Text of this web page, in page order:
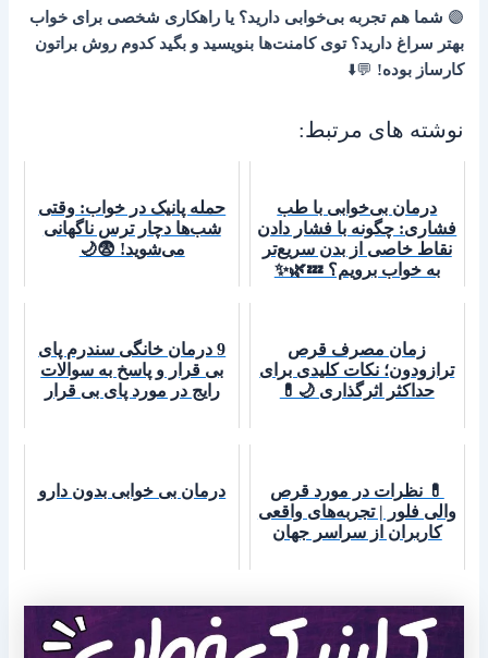
🟣 شما هم تجربه بی‌خوابی دارید؟ یا راهکاری شخصی برای خواب
بهتر سراغ دارید؟ توی کامنت‌ها بنویسید و بگید کدوم روش براتون
کارساز بوده! 💬⬇️
نوشته های مرتبط:
درمان بی‌خوابی با طب
فشاری: چگونه با فشار دادن
نقاط خاصی از بدن سریع‌تر
به خواب برویم؟ 💤🌿✨
حمله پانیک در خواب: وقتی
شب‌ها دچار ترس ناگهانی
می‌شوید! 😨🌙
زمان مصرف قرص
ترازودون؛ نکات کلیدی برای
حداکثر اثرگذاری 🌙💊
9 درمان خانگی سندرم پای
بی قرار و پاسخ به سوالات
رایج در مورد پای بی قرار
💊 نظرات در مورد قرص
والی فلور | تجربه‌های واقعی
کاربران از سراسر جهان
درمان بی خوابی بدون دارو